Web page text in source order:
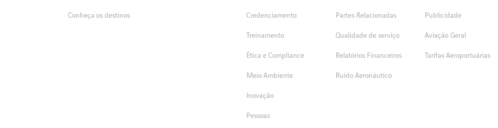
Conheça os destinos Credenciamento
Treinamento
Ética e Compliance
Meio Ambiente
Inovação
Pessoas
Partes Relacionadas
Qualidade de serviço
Relatórios Financeiros
Ruido Aeronáutico
Publicidade
Aviação Geral
Tarifas Aeroportuárias